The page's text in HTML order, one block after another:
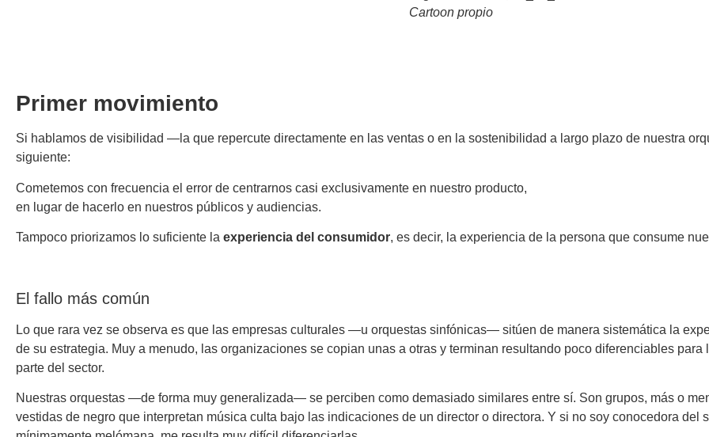
Cartoon propio
Primer movimiento
Si hablamos de visibilidad —la que repercute directamente en las ventas o en la sostenibilidad a largo plazo de nuestra
siguiente:
Cometemos con frecuencia el error de centrarnos casi exclusivamente en nuestro producto,
en lugar de hacerlo en nuestros públicos y audiencias.
Tampoco priorizamos lo suficiente la experiencia del consumidor, es decir, la experiencia de la persona que consume
El fallo más común
Lo que rara vez se observa es que las empresas culturales —u orquestas sinfónicas— sitúen de manera sistemática la
de su estrategia. Muy a menudo, las organizaciones se copian unas a otras y terminan resultando poco diferenciables para
parte del sector.
Nuestras orquestas —de forma muy generalizada— se perciben como demasiado similares entre sí. Son grupos, más o
vestidas de negro que interpretan música culta bajo las indicaciones de un director o directora. Y si no soy conocedora del